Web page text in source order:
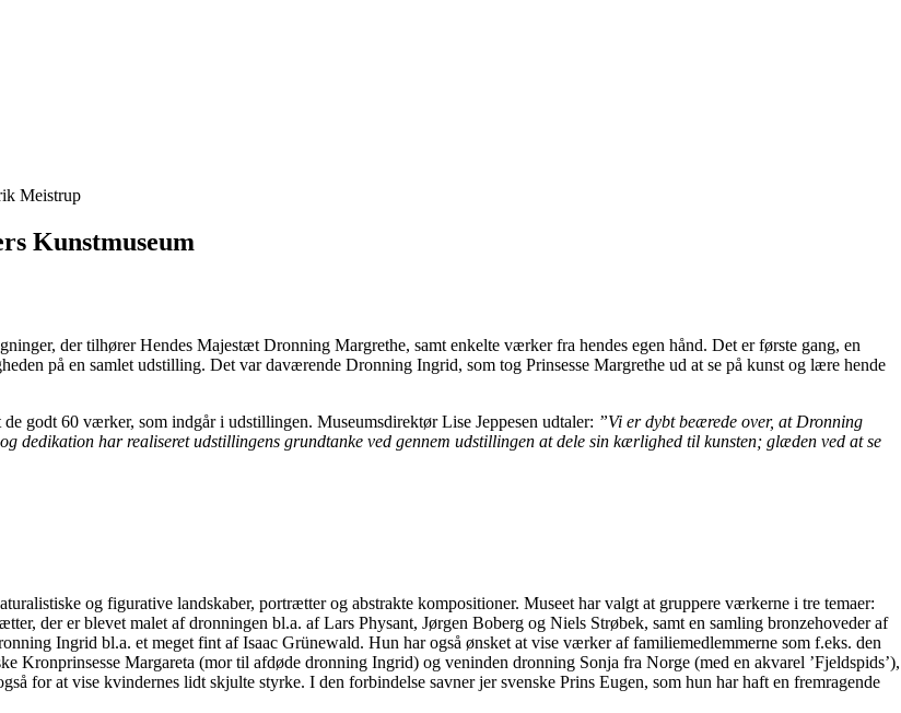
Meistrup
Kunstmuseum
der tilhører Hendes Majestæt Dronning Margrethe, samt enkelte værker fra hendes egen hånd. Det er første gang, en
på en samlet udstilling. Det var daværende Dronning Ingrid, som tog Prinsesse Margrethe ud at se på kunst og lære hende
godt 60 værker, som indgår i udstillingen. Museumsdirektør Lise Jeppesen udtaler: ”Vi er dybt beærede over, at Dronning
dedikation har realiseret udstillingens grundtanke ved gennem udstillingen at dele sin kærlighed til kunsten; glæden ved at se
og figurative landskaber, portrætter og abstrakte kompositioner. Museet har valgt at gruppere værkerne i tre temaer:
der er blevet malet af dronningen bl.a. af Lars Physant, Jørgen Boberg og Niels Strøbek, samt en samling bronzehoveder af
Ingrid bl.a. et meget fint af Isaac Grünewald. Hun har også ønsket at vise værker af familiemedlemmerne som f.eks. den
Kronprinsesse Margareta (mor til afdøde dronning Ingrid) og veninden dronning Sonja fra Norge (med en akvarel ’Fjeldspids’),
for at vise kvindernes lidt skjulte styrke. I den forbindelse savner jer svenske Prins Eugen, som hun har haft en fremragende